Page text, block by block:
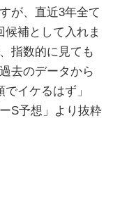
が、直近3年全て
補として入れま
指数的に見ても
去のデータから
イケるはず」
S予想」より抜粋